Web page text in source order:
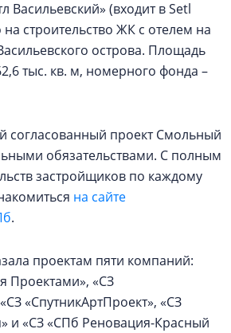
Васильевский» (входит в Setl
строительство ЖК с отелем на
острова. Площадь
тыс. кв. м, номерного фонда –
согласованный проект Смольный
обязательствами. С полным
застройщиков по каждому
на сайте
.
проектам пяти компаний:
Проектами», «СЗ
«СпутникАртПроект», «СЗ
и «СЗ «СПб Реновация-Красный